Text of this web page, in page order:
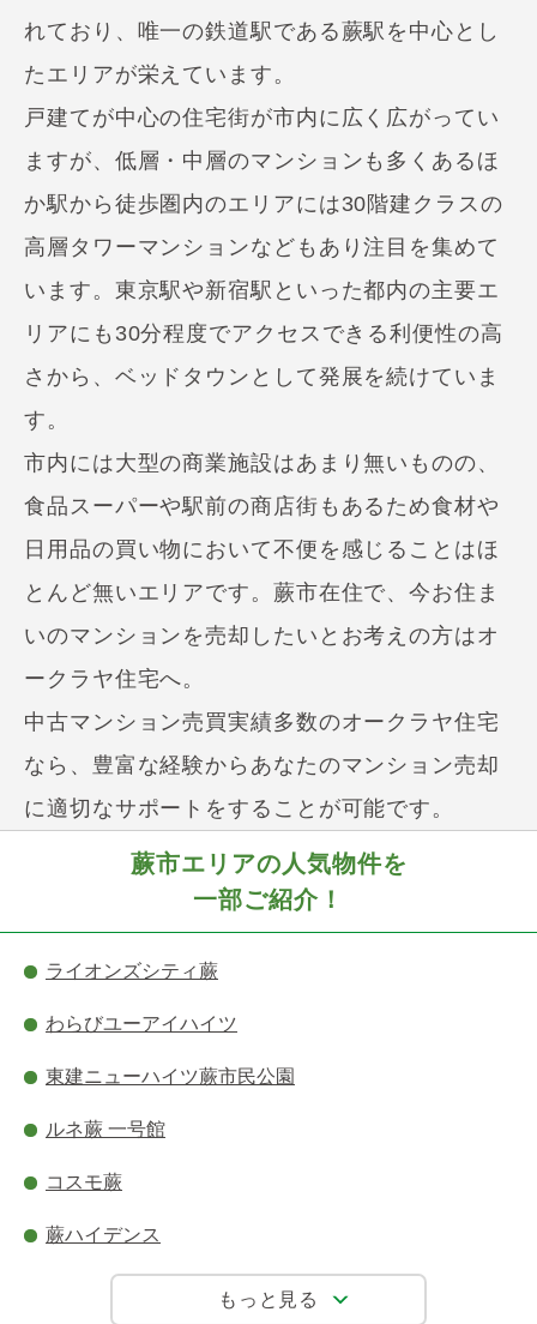
れており、唯一の鉄道駅である蕨駅を中心とし
たエリアが栄えています。
戸建てが中心の住宅街が市内に広く広がってい
ますが、低層・中層のマンションも多くあるほ
か駅から徒歩圏内のエリアには30階建クラスの
高層タワーマンションなどもあり注目を集めて
います。東京駅や新宿駅といった都内の主要エ
リアにも30分程度でアクセスできる利便性の高
さから、ベッドタウンとして発展を続けていま
す。
市内には大型の商業施設はあまり無いものの、
食品スーパーや駅前の商店街もあるため食材や
日用品の買い物において不便を感じることはほ
とんど無いエリアです。蕨市在住で、今お住ま
いのマンションを売却したいとお考えの方はオ
ークラヤ住宅へ。
中古マンション売買実績多数のオークラヤ住宅
なら、豊富な経験からあなたのマンション売却
に適切なサポートをすることが可能です。
蕨市エリアの人気物件を
一部ご紹介！
ライオンズシティ蕨
わらびユーアイハイツ
東建ニューハイツ蕨市民公園
ルネ蕨 一号館
コスモ蕨
蕨ハイデンス
もっと見る